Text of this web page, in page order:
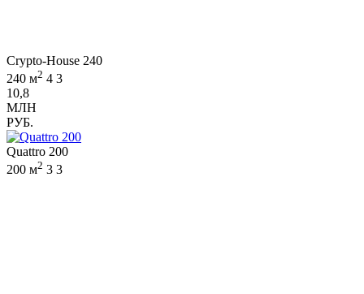
Crypto-House 240
240 м2 4 3
10,8
МЛН
РУБ.
Quattro 200
200 м2 3 3